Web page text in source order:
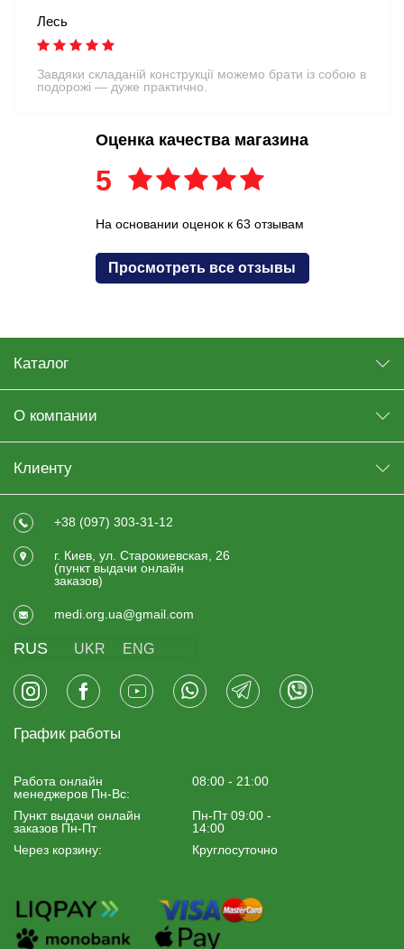
Лесь
Завдяки складаній конструкції можемо брати із собою в
подорожі — дуже практично.
Оценка качества магазина
5
На основании оценок к 63 отзывам
Просмотреть все отзывы
Каталог
О компании
Клиенту
+38 (097) 303-31-12
г. Киев, ул. Старокиевская, 26
(пункт выдачи онлайн
заказов)
medi.org.ua@gmail.com
RUS UKR ENG
График работы
Работа онлайн
менеджеров Пн-Вс:
08:00 - 21:00
Пункт выдачи онлайн
заказов Пн-Пт
Пн-Пт 09:00 -
14:00
Через корзину:
Круглосуточно